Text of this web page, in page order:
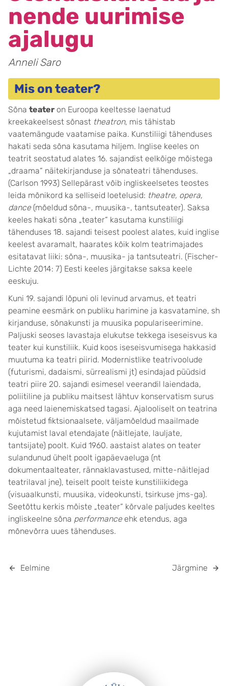
nende uurimise
ajalugu
Anneli Saro
Mis on teater?
Sõna teater on Euroopa keeltesse laenatud
kreekakeelsest sõnast theatron, mis tähistab
vaatemängude vaatamise paika. Kunstiliigi tähenduses
hakati seda sõna kasutama hiljem. Inglise keeles on
teatrit seostatud alates 16. sajandist eelkõige mõistega
„draama“ näitekirjanduse ja sõnateatri tähenduses.
(Carlson 1993) Sellepärast võib ingliskeelsetes teostes
leida mõnikord ka selliseid loetelusid: theatre, opera,
dance(mõeldud sõna-, muusika-, tantsuteater). Saksa
keeles hakati sõna „teater“ kasutama kunstiliigi
tähenduses 18. sajandi teisest poolest alates, kuid inglise
keelest avaramalt, haarates kõik kolm teatrimajades
esitatavat liiki: sõna-, muusika- ja tantsuteatri. (Fischer-
Lichte 2014: 7) Eesti keeles järgitakse saksa keele
eeskuju.
Kuni 19. sajandi lõpuni oli levinud arvamus, et teatri
peamine eesmärk on publiku harimine ja kasvatamine, sh
kirjanduse, sõnakunsti ja muusika populariseerimine.
Paljuski seoses lavastaja elukutse tekkega iseseisvus ka
teater kui kunstiliik. Kuid koos iseseisvumisega hakkasid
muutuma ka teatri piirid. Modernistlike teatrivoolude
(futurismi, dadaismi, sürrealismi jt) esindajad püüdsid
teatri piire 20. sajandi esimesel veerandil laiendada,
poliitiline ja publiku maitsest lähtuv konservatism surus
aga need laienemiskatsed tagasi. Ajalooliselt on teatrina
mõistetud fiktsionaalsete, väljamõeldud maailmade
kujutamist laval etendajate (näitlejate, lauljate,
tantsijate) poolt. Kuid 1960. aastaist alates on teater
sulandunud ühelt poolt igapäevaeluga (nt
dokumentaalteater, rännaklavastused, mitte-näitlejad
teatrilaval jne), teiselt poolt teiste kunstiliikidega
(visuaalkunsti, muusika, videokunsti, tsirkuse jms-ga).
Seetõttu kerkis mõiste „teater“ kõrvale paljudes keeltes
ingliskeelne sõna performanceehk etendus, aga
mõnevõrra uues tähenduses.
Eelmine Järgmine